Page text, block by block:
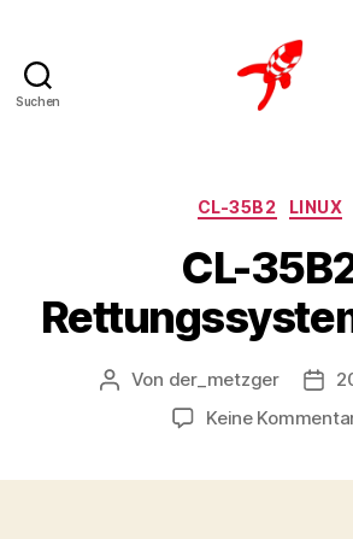
Suchen
CL-35B2 LINUX
CL-
Beitragsautor
Von der_metzger
Keine